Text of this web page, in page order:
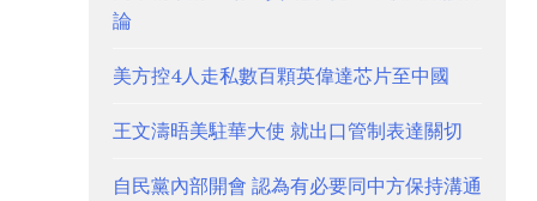
論
美方控4人走私數百顆英偉達芯片至中國
王文濤晤美駐華大使 就出口管制表達關切
自民黨內部開會 認為有必要同中方保持溝通